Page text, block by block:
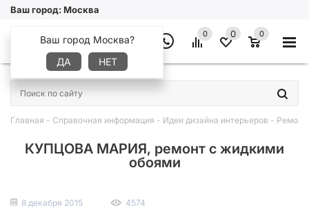
Ваш город:Москва
Ваш город Москва?
ДА
НЕТ
0 0 0
×
Главная - Справочная информация - Идеи дизайна интерьеров -
КУПЦОВА МАРИЯ, ремонт с жидкими
обоями
8 декабря 2015 4574